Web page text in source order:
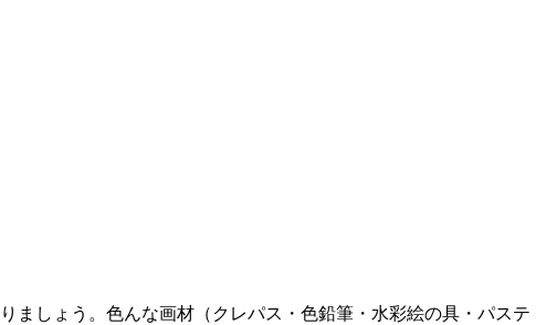
ましょう。色んな画材（クレパス・色鉛筆・水彩絵の具・パステ